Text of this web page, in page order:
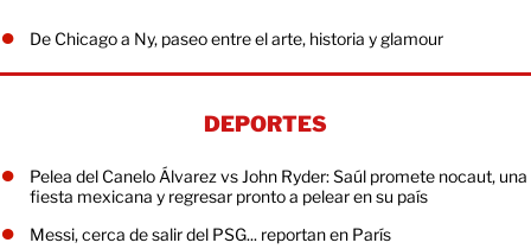
De Chicago a Ny, paseo entre el arte, historia y glamour
DEPORTES
Pelea del Canelo Álvarez vs John Ryder: Saúl promete nocaut, una
fiesta mexicana y regresar pronto a pelear en su país
Messi, cerca de salir del PSG... reportan en París